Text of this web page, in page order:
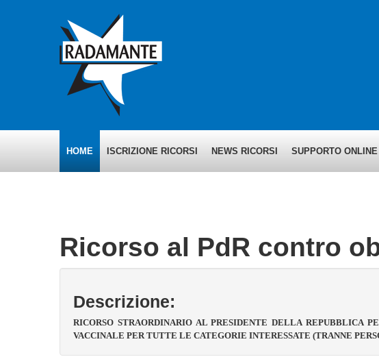
HOME ISCRIZIONE RICORSI NEWS RICORSI SUPPORTO ONLINE
Ricorso al PdR contro
Descrizione:
RICORSO STRAORDINARIO AL PRESIDENTE DELLA REPUBBLICA
VACCINALE PER TUTTE LE CATEGORIE INTERESSATE (TRANNE